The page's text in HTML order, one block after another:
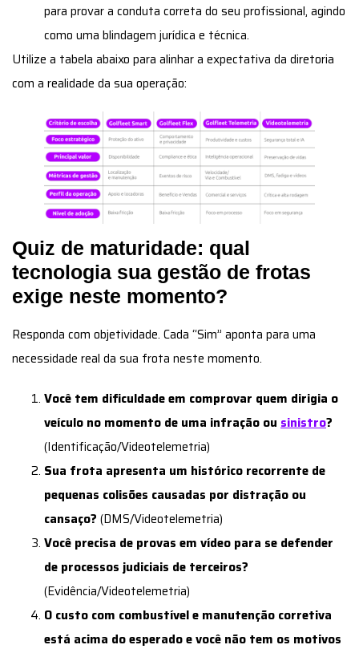
para provar a conduta correta do seu profissional, agindo
como uma blindagem jurídica e técnica.
Utilize a tabela abaixo para alinhar a expectativa da diretoria
com a realidade da sua operação:
Quiz de maturidade: qual
tecnologia sua gestão de frotas
exige neste momento?
Responda com objetividade. Cada “Sim” aponta para uma
necessidade real da sua frota neste momento.
Você tem dificuldade em comprovar quem dirigia o
veículo no momento de uma infração ou sinistro?
(Identificação/Videotelemetria)
Sua frota apresenta um histórico recorrente de
pequenas colisões causadas por distração ou
cansaço? (DMS/Videotelemetria)
Você precisa de provas em vídeo para se defender
de processos judiciais de terceiros?
(Evidência/Videotelemetria)
O custo com combustível e manutenção corretiva
está acima do esperado e você não tem os motivos